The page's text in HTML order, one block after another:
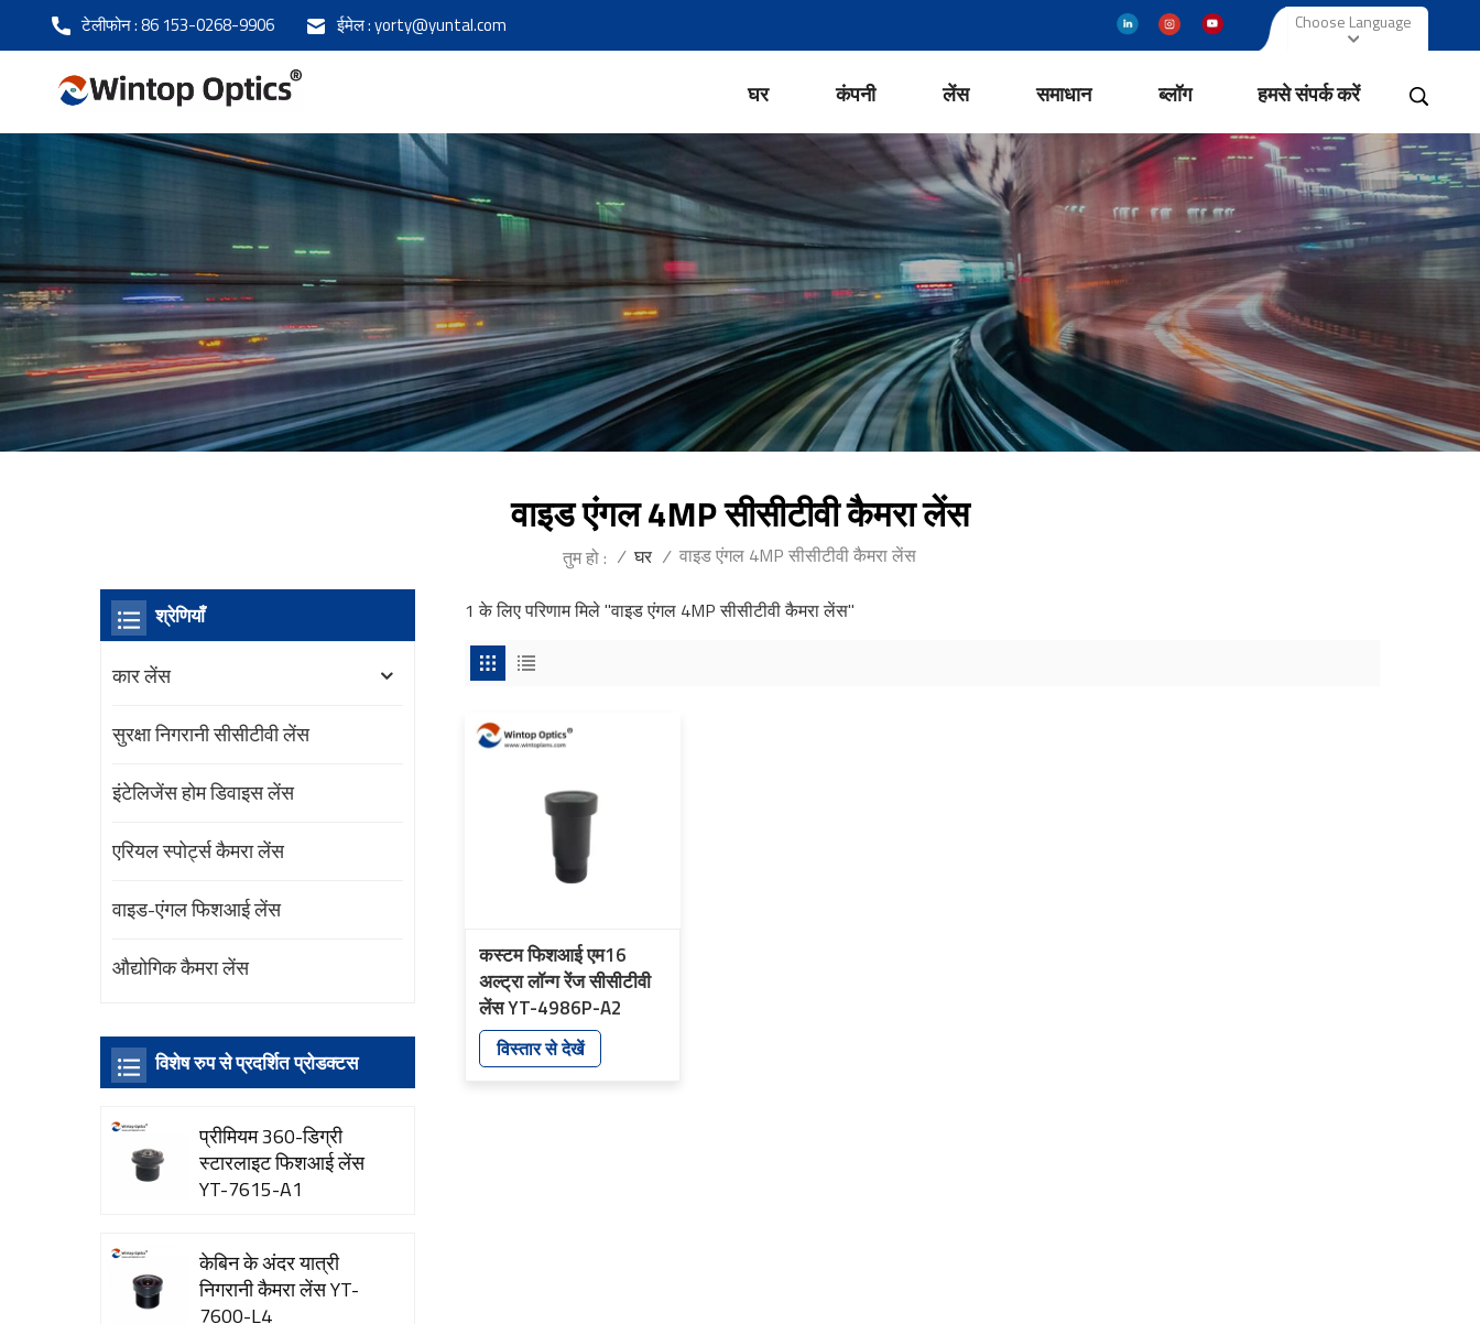
टेलीफोन :86 153-0268-9906 ईमेल :yorty@yuntal.com Choose Language
घर कंपनी लेंस समाधान ब्लॉग हमसे संपर्क करें
वाइड एंगल 4MP सीसीटीवी कैमरा लेंस
तुम हो : / घर / वाइड एंगल 4MP सीसीटीवी कैमरा लेंस
1 के लिए परिणाम मिले "वाइड एंगल 4MP सीसीटीवी कैमरा लेंस"
कस्टम फिशआई एम16
अल्ट्रा लॉन्ग रेंज सीसीटीवी
लेंस YT-4986P-A2
विस्तार से देखें
श्रेणियाँ
कार लेंस
सुरक्षा निगरानी सीसीटीवी लेंस
इंटेलिजेंस होम डिवाइस लेंस
एरियल स्पोर्ट्स कैमरा लेंस
वाइड-एंगल फिशआई लेंस
औद्योगिक कैमरा लेंस
विशेष रुप से प्रदर्शित प्रोडक्टस
प्रीमियम 360-डिग्री
स्टारलाइट फिशआई लेंस
YT-7615-A1
केबिन के अंदर यात्री
निगरानी कैमरा लेंस YT-
7600-L4